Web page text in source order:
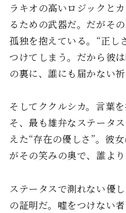
ラキオの高いロジックと
るための武器だ。だがそ
孤独を抱えている。“正し
つけてしまう。だから彼
の裏に、誰にも届かない祈
そしてククルシカ。言葉
そ、最も雄弁なステータ
えた“存在の優しさ”。彼
がその笑みの奥で、誰よ
ステータスで測れない優
の証明だ。嘘をつけない